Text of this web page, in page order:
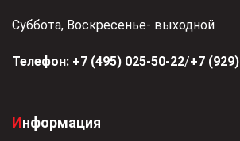
Суббота, Воскресенье- выходной
Телефон: +7 (495) 025-50-22/+7
Информация